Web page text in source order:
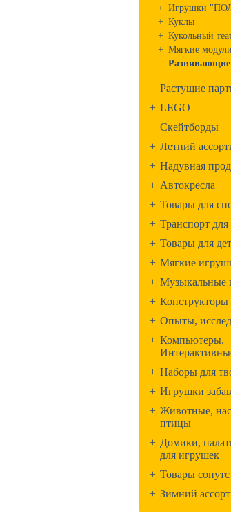
+ Игрушки
+ Куклы
+ Кукольный
+ Мягкие модули
Растущие
+ LEGO
Скейтборды
+ Летний
+ Надувная
+ Автокресла
+ Товары для
+ Транспорт для
+ Товары для
+ Мягкие
+ Музыкальные
+ Конструкторы
+ Опыты,
+ Компьютеры.
+ Наборы для
+ Игрушки
+ Животные,
птицы
+ Домики,
для игрушек
+ Товары
+ Зимний